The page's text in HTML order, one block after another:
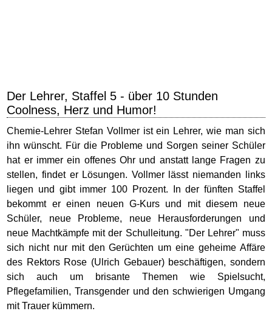
Der Lehrer, Staffel 5 - über 10 Stunden
Coolness, Herz und Humor!
Chemie-Lehrer Stefan Vollmer ist ein Lehrer, wie man sich
ihn wünscht. Für die Probleme und Sorgen seiner Schüler
hat er immer ein offenes Ohr und anstatt lange Fragen zu
stellen, findet er Lösungen. Vollmer lässt niemanden links
liegen und gibt immer 100 Prozent. In der fünften Staffel
bekommt er einen neuen G-Kurs und mit diesem neue
Schüler, neue Probleme, neue Herausforderungen und
neue Machtkämpfe mit der Schulleitung. "Der Lehrer" muss
sich nicht nur mit den Gerüchten um eine geheime Affäre
des Rektors Rose (Ulrich Gebauer) beschäftigen, sondern
sich auch um brisante Themen wie Spielsucht,
Pflegefamilien, Transgender und den schwierigen Umgang
mit Trauer kümmern.